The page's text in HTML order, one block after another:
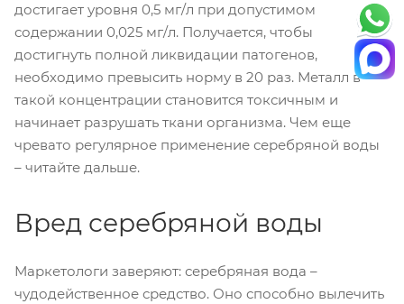
достигает уровня 0,5 мг/л при допустимом
содержании 0,025 мг/л. Получается, чтобы
достигнуть полной ликвидации патогенов,
необходимо превысить норму в 20 раз. Металл в
такой концентрации становится токсичным и
начинает разрушать ткани организма. Чем еще
чревато регулярное применение серебряной воды
– читайте дальше.
Вред серебряной воды
Маркетологи заверяют: серебряная вода –
чудодейственное средство. Оно способно вылечить